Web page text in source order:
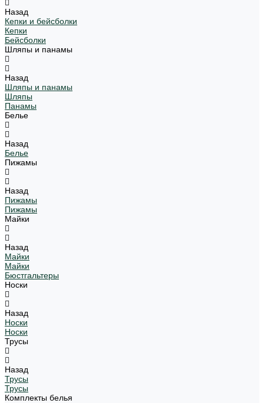
Назад
Кепки и бейсболки
Кепки
Бейсболки
Шляпы и панамы
Назад
Шляпы и панамы
Шляпы
Панамы
Белье
Назад
Белье
Пижамы
Назад
Пижамы
Пижамы
Майки
Назад
Майки
Майки
Бюстгальтеры
Носки
Назад
Носки
Носки
Трусы
Назад
Трусы
Трусы
Комплекты белья